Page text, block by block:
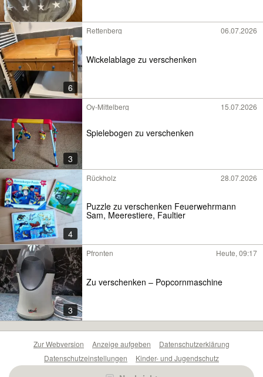
6
Rettenberg 06.07.2026
Wickelablage zu verschenken
3
Oy-Mittelberg 15.07.2026
Spielebogen zu verschenken
4
Rückholz 28.07.2026
Puzzle zu verschenken Feuerwehrmann
Sam, Meerestiere, Faultier
3
Pfronten Heute, 09:17
Zu verschenken – Popcornmaschine
Zur Webversion Anzeige aufgeben
Datenschutzerklärung
Datenschutzeinstellungen
Kinder- und Jugendschutz
Barrierefreiheitserklärung